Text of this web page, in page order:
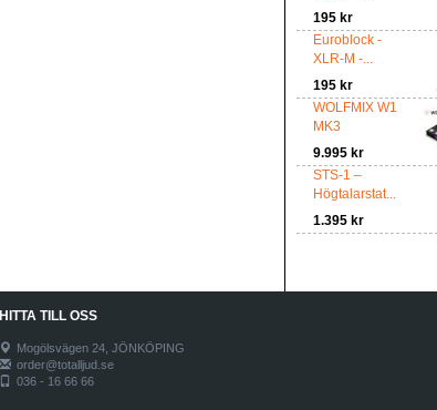
195 kr
Euroblock -
XLR-M -...
195 kr
WOLFMIX W1
MK3
9.995 kr
STS-1 –
Högtalarstat...
1.395 kr
HITTA TILL OSS
Mogölsvägen 24, JÖNKÖPING
order@totalljud.se
036 - 16 66 66